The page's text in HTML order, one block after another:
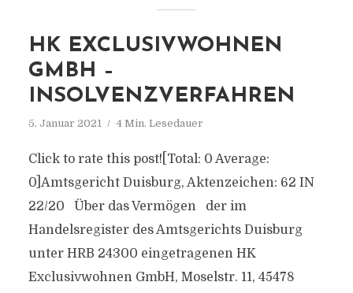
HK EXCLUSIVWOHNEN
GMBH –
INSOLVENZVERFAHREN
5. Januar 2021 4 Min. Lesedauer
Click to rate this post![Total: 0 Average:
0]Amtsgericht Duisburg, Aktenzeichen: 62 IN
22/20 Über das Vermögen der im
Handelsregister des Amtsgerichts Duisburg
unter HRB 24300 eingetragenen HK
Exclusivwohnen GmbH, Moselstr. 11, 45478